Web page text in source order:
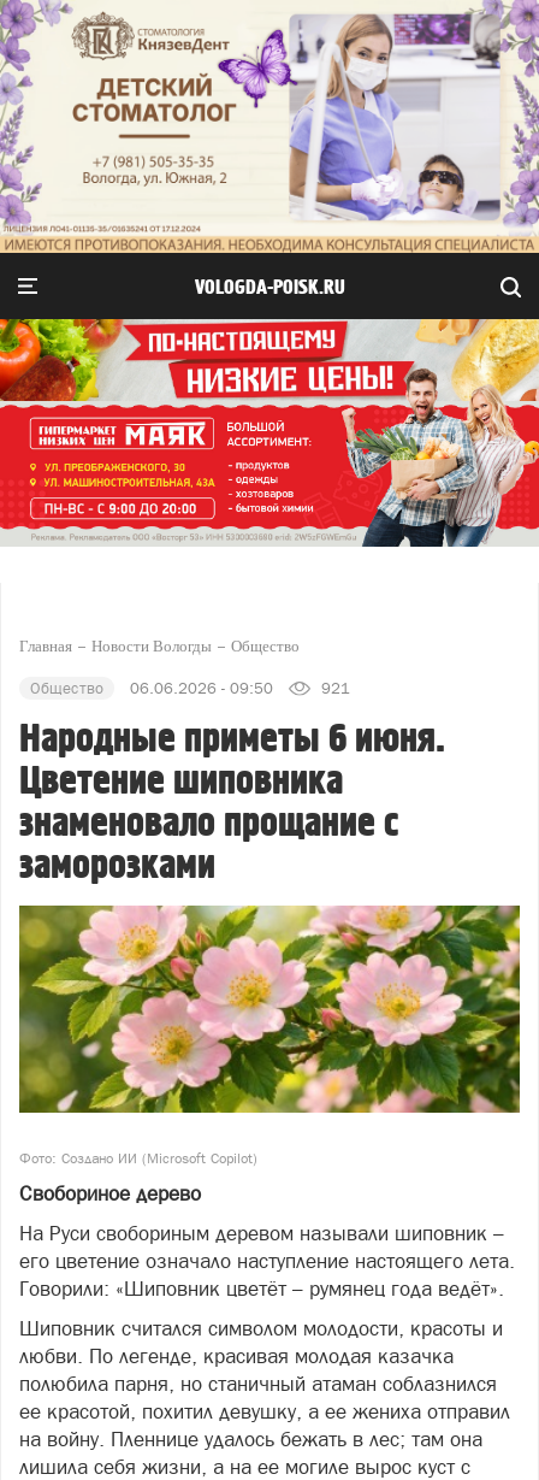
VOLOGDA-POISK.RU
Главная Новости Вологды Общество
Общество 06.06.2026 - 09:50 921
Народные приметы 6 июня.
Цветение шиповника
знаменовало прощание с
заморозками
Фото: Создано ИИ (Microsoft Copilot)
Свобориное дерево
На Руси свобориным деревом называли шиповник –
его цветение означало наступление настоящего лета.
Говорили: «Шиповник цветёт – румянец года ведёт».
Шиповник считался символом молодости, красоты и
любви. По легенде, красивая молодая казачка
полюбила парня, но станичный атаман соблазнился
ее красотой, похитил девушку, а ее жениха отправил
на войну. Пленнице удалось бежать в лес; там она
лишила себя жизни, а на ее могиле вырос куст с